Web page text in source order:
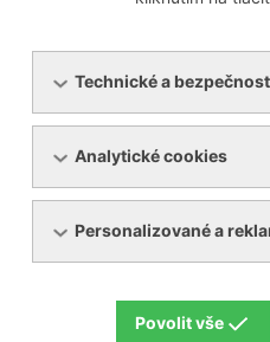
Servis
Servis
Servis sušiček a
Technické a
Analytické cookies
Personalizované a
Povolit vše